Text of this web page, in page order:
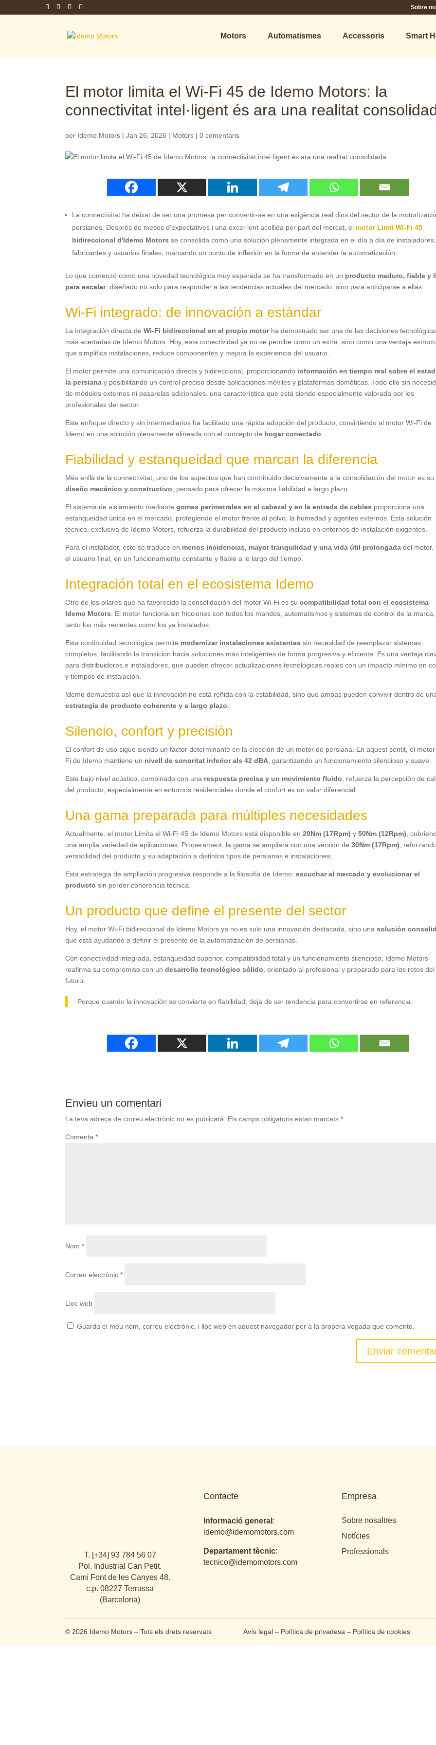
Sobre
Motors Automatismes Accessoris Smart
El motor limita el Wi-Fi 45 de Idemo Motors: la
connectivitat intel·ligent és ara una realitat
per Idemo Motors |Jan 26, 2026 | Motors |0 comentaris
La connectivitat ha deixat de ser una promesa per convertir-se en una exigència real dins del sector de la
persianes. Després de mesos d'expectatives i una excel·lent acollida per part del mercat,el motor Limit Wi-Fi 45
bidireccional d'Idemo Motors se consolida como una solución plenamente integrada en el día a día de instaladores
fabricantes y usuarios finales marcando un punto de inflexión en la forma de entender la automatización
Lo que comenzó como una novedad tecnológica muy esperada se ha transformado en un producto maduro,fiable y
para escalar,diseñado no solo para responder a las tendencias actuales del mercado ,sino para anticiparse a ellas
Wi-Fi integrado: de innovación a estándar
La integración directa de Wi-Fi bidireccional en el propio motor ha demostrado ser una de las decisiones
más acertadas de Idemo Motors . Hoy,esta conectividad ya no se percibe como un extra ,sino como una ventaja
que simplifica instalaciones reduce componentes y mejora la experiencia del usuario
El motor permite una comunicación directa y bidireccional proporcionando información en tiempo real sobre el
la persiana y posibilitando un control preciso desde aplicaciones móviles y plataformas domóticas .Todo ello sin
de módulos externos ni pasarelas adicionales una característica que está siendo especialmente valorada por los
profesionales del sector.
Este enfoque directo y sin intermediarios ha facilitado una rápida adopción del producto ,convirtiendo al motor Wi-Fi de
Idemo en una solución plenamente alineada con el concepto de hogar conectado
Fiabilidad y estanqueidad que marcan la diferencia
Més enllà de la connectivitat, uno de los aspectos que han contribuido decisivamente a la consolidación del motor es su
diseño mecánico y constructivo
pensado para ofrecer la máxima fiabilidad a largo plazo
El sistema de aislamiento mediante gomas perimetrales en el cabezal y en la entrada de cables proporciona una
estanqueidad única en el mercado protegiendo el motor frente al polvo la humedad y agentes externos Esta solución
técnica ,exclusiva de Idemo Motors refuerza la durabilidad del producto incluso en entornos de instalación exigentes
Para el instalador,esto se traduce en menos incidencias, mayor tranquilidad y una vida útil prolongada del motor.
el usuario final ,en un funcionamiento constante y fiable a lo largo del tiempo
Integración total en el ecosistema Idemo
Otro de los pilares que ha favorecido la consolidación del motor Wi-Fi es su compatibilidad total con el ecosistema
Idemo Motors
El motor funciona sin fricciones con todos los mandos ,automatismos y sistemas de control de la marca
tanto los más recientes como los ya instalados
Esta continuidad tecnológica permite modernizar instalaciones existentes sin necesidad de reemplazar sistemas
completos ,facilitando la transición hacia soluciones más inteligentes de forma progresiva y eficiente
Es una ventaja
para distribuidores e instaladores ,que pueden ofrecer actualizaciones tecnológicas reales con un impacto mínimo en
y tiempos de instalación
Idemo demuestra así que la innovación no está reñida con la estabilidad ,sino que ambas pueden convivir dentro de
estrategia de producto coherente y a largo plazo
Silencio, confort y precisión
El confort de uso sigue siendo un factor determinante en la elección de un motor de persiana . En aquest sentit,el
Fi de Idemo mantiene un nivell de sonoritat inferior als 42 dBA ,garantizando un funcionamiento silencioso y suave
Este bajo nivel acústico ,combinado con una respuesta precisa y un movimiento fluido
refuerza la percepción de
del producto ,especialmente en entornos residenciales donde el confort es un valor diferencial
Una gama preparada para múltiples necesidades
Actualmente , el motor Limita el Wi-Fi 45de Idemo Motors está disponible en 20Nm (17Rpm) y50Nm (12Rpm) ,
una amplia variedad de aplicaciones . Properament, la gama se ampliará con una versión de 30Nm (17Rpm)
versatilidad del producto y su adaptación a distintos tipos de persianas e instalaciones
Esta estrategia de ampliación progresiva responde a la filosofía de Idemo:escuchar al mercado y evolucionar el
producto sin perder coherencia técnica
Un producto que define el presente del sector
Hoy,el motor Wi-Fi bidireccional de Idemo Motors ya no es solo una innovación destacada ,sino una solución
que está ayudando a definir el presente de la automatización de persianas
Con conectividad integrada ,estanqueidad superior,compatibilidad total y un funcionamiento silencioso Idemo Motors
reafirma su compromiso con un desarrollo tecnológico sólido ,orientado al profesional y preparado para los retos del
futuro
Porque cuando la innovación se convierte en fiabilidad ,deja de ser tendencia para convertirse en referencia
Envieu un comentari
La teva adreça de correu electrònic no es publicarà. Els camps obligatoris estan marcats*
Comenta*
Nom*
Correu electrònic*
Lloc web
Guarda el meu nom, correu electrònic, i lloc web en aquest navegador per a la propera vegada que comento.
T. [+34] 93 784 56 07
Pol. Industrial Can Petit.
Camí Font de les Canyes 48.
c.p. 08227 Terrassa
(Barcelona)
Contacte
Informació general :
idemo@idemomotors.com
Departament tècnic:
tecnico@idemomotors.com
Empresa
Sobre nosaltres
Notícies
Professionals
© 2026 Idemo Motors – Tots els drets reservats Avís legal – Política de privadesa – Política de cookies